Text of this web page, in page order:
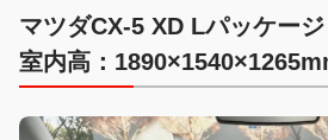
マツダCX-5 XD Lパッケー
室内高：